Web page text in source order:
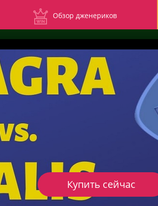
Обзор дженериков
Купить сейчас